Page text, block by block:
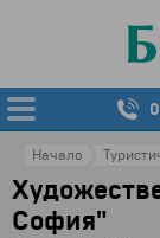
Начало
София"